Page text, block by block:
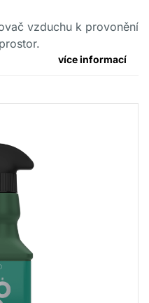
vzduchu k provonění
více informací